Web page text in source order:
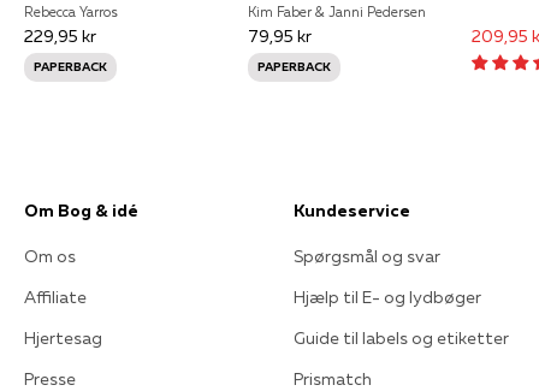
Rebecca Yarros
229,95 kr
PAPERBACK
Kim Faber & Janni Pedersen
79,95 kr
PAPERBACK
209,95
Om Bog & idé
Om os
Affiliate
Hjertesag
Presse
Kundeservice
Spørgsmål og svar
Hjælp til E- og lydbøger
Guide til labels og etiketter
Prismatch